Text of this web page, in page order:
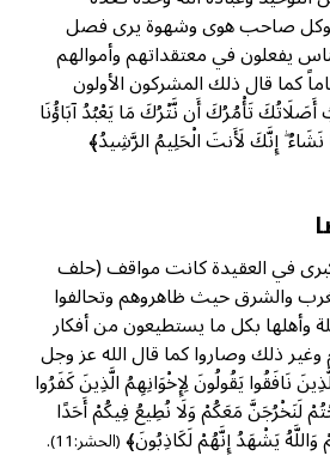
وكل صاحب هوى وشهوة يرى فصل
يفعلون في معتقداتهم وأموالهم
كما قال ذلك المشركون الأولون
أَصَلَاتُكَ تَأْمُرُكَ أَن نَّتْرُكَ مَا يَعْبُدُ آبَاؤُنَا
نَشَاءُ ۖ إِنَّكَ لَأَنتَ الْحَلِيمُ الرَّشِيدُ﴾
في العقيدة كانت مواقف (حلف
والشرق حيث ظاهروهم وتحالفوا
وأهلها بكل ما يستطيعون من أفكار
ذلك وصاروا كما قال الله عز وجل
نَافَقُوا يَقُولُونَ لِإِخْوَانِهِمُ الَّذِينَ كَفَرُوا
لَنَخْرُجَنَّ مَعَكُمْ وَلَا نُطِيعُ فِيكُمْ أَحَدًا
وَاللَّهُ يَشْهَدُ إِنَّهُمْ لَكَاذِبُونَ﴾(الحشر:11).